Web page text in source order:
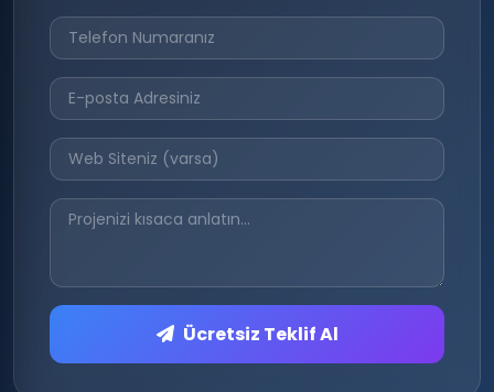
Ücretsiz Teklif Al